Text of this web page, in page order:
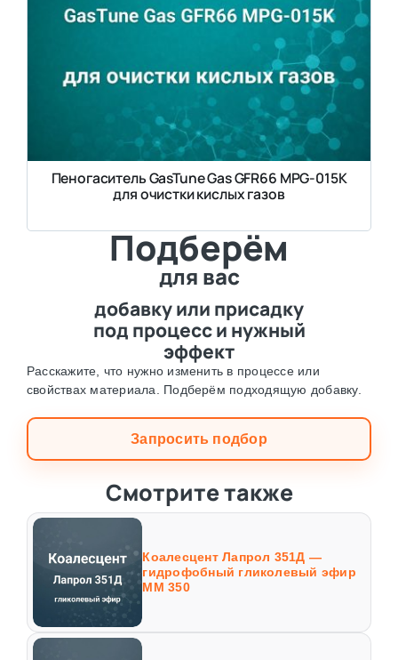
Пеногаситель GasTune Gas GFR66 MPG-015K
для очистки кислых газов
Подберём
для вас
добавку или присадку
под процесс и нужный
эффект
Расскажите, что нужно изменить в процессе или
свойствах материала. Подберём подходящую добавку.
Запросить подбор
Смотрите также
Коалесцент Лапрол 351Д —
гидрофобный гликолевый эфир
ММ 350